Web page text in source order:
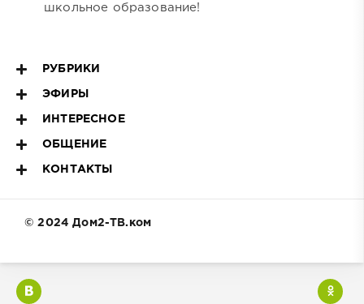
школьное образование!
РУБРИКИ
ЭФИРЫ
ИНТЕРЕСНОЕ
ОБЩЕНИЕ
КОНТАКТЫ
© 2024 Дом2-ТВ.ком